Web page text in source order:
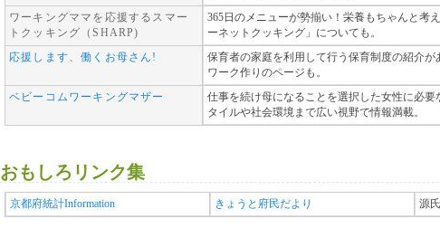
ワーキングママを応援するスマー
トクッキング（SHARP)
365日のメニューが勢揃い！栄養もちゃんと考
ーネットクッキング」についても。
応援します、働くお母さん!
保育者の家庭を利用して行う保育制度の紹介が
ワーク作りのページも。
ベビーコムワーキングマザー
仕事を続け母になることを選択した女性に必
タイルや社会環境まで広い視野で情報満載。
おもしろリンク集
京都府統計Information きょうと府民だより 源